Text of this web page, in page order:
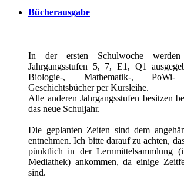
Bücherausgabe
In der ersten Schulwoche
Jahrgangsstufen 5, 7, E1, Q1
Biologie-, Mathematik-,
Geschichtsbücher per Kursleihe.
Alle anderen Jahrgangsstufen besitzen
das neue Schuljahr.
Die geplanten Zeiten sind dem
entnehmen. Ich bitte darauf zu achten,
pünktlich in der Lernmittelsammlung
Mediathek) ankommen, da einige
sind.